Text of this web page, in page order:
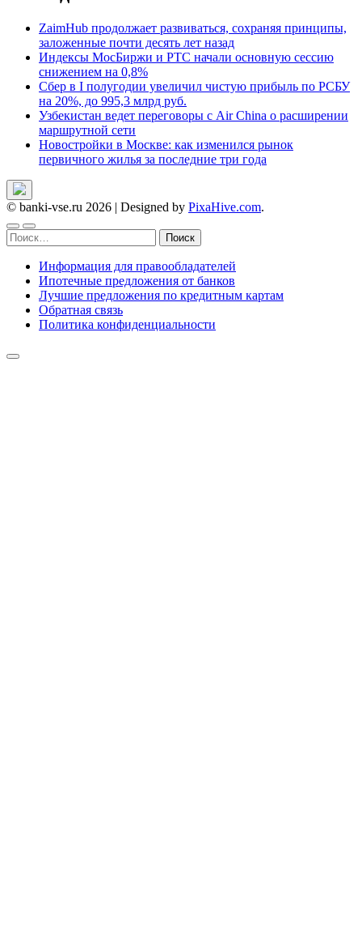
ZaimHub продолжает развиваться, сохраняя принципы,
заложенные почти десять лет назад
Индексы МосБиржи и РТС начали основную сессию
снижением на 0,8%
Сбер в I полугодии увеличил чистую прибыль по РСБУ
на 20%, до 995,3 млрд руб.
Узбекистан ведет переговоры с Air China о расширении
маршрутной сети
Новостройки в Москве: как изменился рынок
первичного жилья за последние три года
© banki-vse.ru 2026 | Designed by PixaHive.com.
Найти:
Информация для правообладателей
Ипотечные предложения от банков
Лучшие предложения по кредитным картам
Обратная связь
Политика конфиденциальности